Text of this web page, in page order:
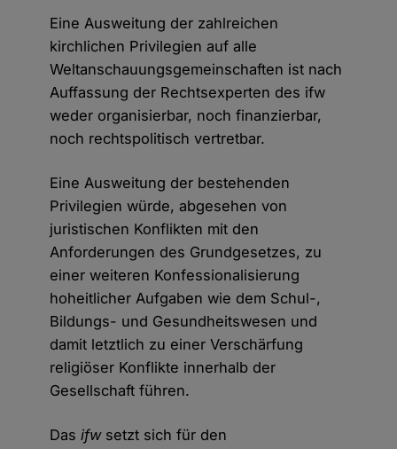
Eine Ausweitung der zahlreichen
kirchlichen Privilegien auf alle
Weltanschauungsgemeinschaften ist nach
Auffassung der Rechtsexperten des ifw
weder organisierbar, noch finanzierbar,
noch rechtspolitisch vertretbar.
Eine Ausweitung der bestehenden
Privilegien würde, abgesehen von
juristischen Konflikten mit den
Anforderungen des Grundgesetzes, zu
einer weiteren Konfessionalisierung
hoheitlicher Aufgaben wie dem Schul-,
Bildungs- und Gesundheitswesen und
damit letztlich zu einer Verschärfung
religiöser Konflikte innerhalb der
Gesellschaft führen.
Dasifwsetzt sich für den